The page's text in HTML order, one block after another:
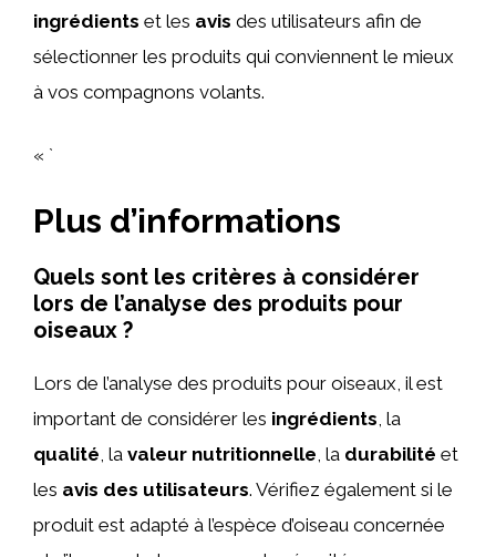
ingrédients et les avis des utilisateurs afin de
sélectionner les produits qui conviennent le mieux
à vos compagnons volants.
« `
Plus d’informations
Quels sont les critères à considérer
lors de l’analyse des produits pour
oiseaux ?
Lors de l’analyse des produits pour oiseaux, il est
important de considérer les ingrédients , la
qualité , la valeur nutritionnelle , la durabilité et
les avis des utilisateurs. Vérifiez également si le
produit est adapté à l’espèce d’oiseau concernée